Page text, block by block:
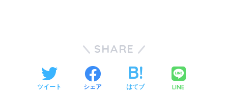
SHARE
ツイート シェア はてブ LINE